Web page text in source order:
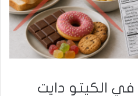
في الكيتو دايت